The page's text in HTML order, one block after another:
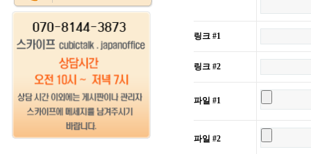
링크 #1
링크 #2
파일 #1
파일 #2